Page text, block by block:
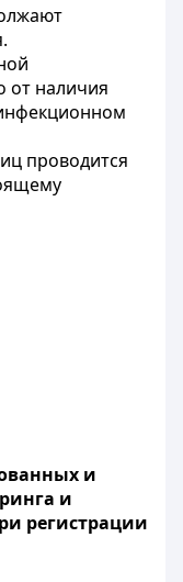
от наличия
проводится
и
и
регистрации